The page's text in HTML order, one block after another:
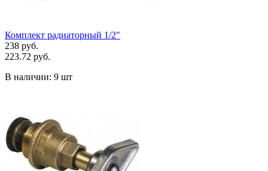
Комплект радиаторный 1/2"
238 руб.
223.72 руб.
В наличии: 9 шт